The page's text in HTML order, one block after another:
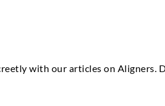
with our articles on Aligners.